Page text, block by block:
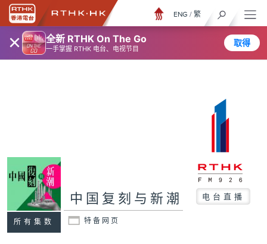
× 全新 RTHK On The Go
一手掌握 RTHK 电台、电视节目
取得
ENG / 繁
所有集数
中国复刻与新潮 电台直播
特备网页